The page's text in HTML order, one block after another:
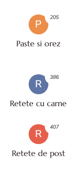
P
Paste si orez
205
R
Retete cu carne
386
R
Retete de post
407